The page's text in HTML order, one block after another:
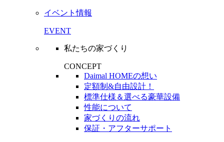
イベント情報
EVENT
私たちの家づくり
CONCEPT
Daimal HOMEの想い
定額制&自由設計！
標準仕様＆選べる豪華設備
性能について
家づくりの流れ
保証・アフターサポート